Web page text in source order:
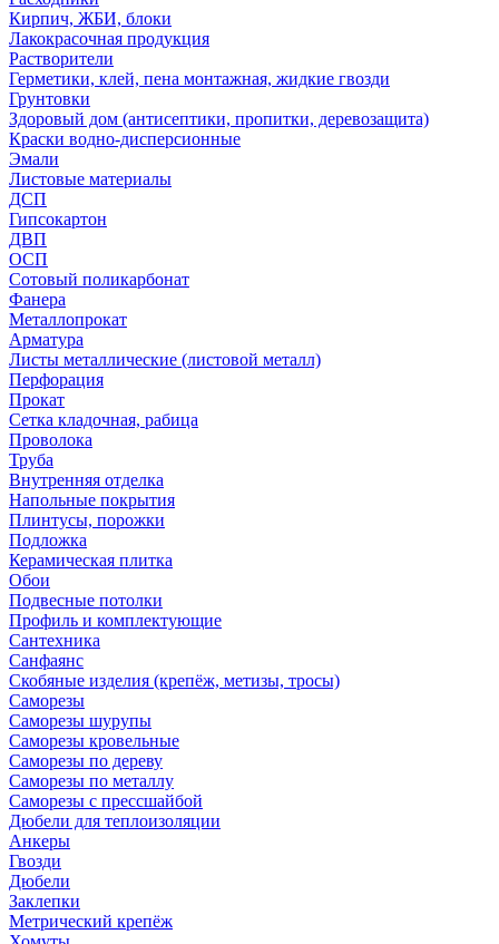
Кирпич, ЖБИ, блоки
Лакокрасочная продукция
Растворители
Герметики, клей, пена монтажная, жидкие гвозди
Грунтовки
Здоровый дом (антисептики, пропитки, деревозащита)
Краски водно-дисперсионные
Эмали
Листовые материалы
ДСП
Гипсокартон
ДВП
ОСП
Сотовый поликарбонат
Фанера
Металлопрокат
Арматура
Листы металлические (листовой металл)
Перфорация
Прокат
Сетка кладочная, рабица
Проволока
Труба
Внутренняя отделка
Напольные покрытия
Плинтусы, порожки
Подложка
Керамическая плитка
Обои
Подвесные потолки
Профиль и комплектующие
Сантехника
Санфаянс
Скобяные изделия (крепёж, метизы, тросы)
Саморезы
Саморезы шурупы
Саморезы кровельные
Саморезы по дереву
Саморезы по металлу
Саморезы с прессшайбой
Дюбели для теплоизоляции
Анкеры
Гвозди
Дюбели
Заклепки
Метрический крепёж